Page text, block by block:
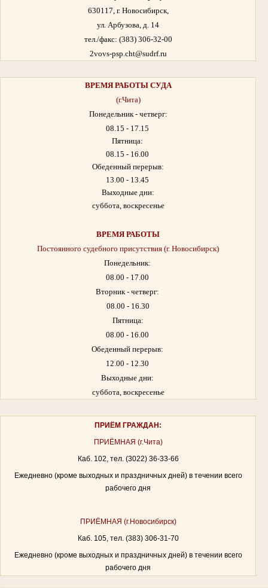
630117, г. Новосибирск,
ул. Арбузова, д. 14
тел./факс: (383) 306-32-00
2vovs-psp.cht@sudrf.ru
ВРЕМЯ РАБОТЫСУДА
(г.Чита)
Понедельник - четверг:
08.15 - 17.15
Пятница:
08.15 - 16.00
Обеденный перерыв:
13.00 - 13.45
Выходные дни:
суббота, воскресенье
ВРЕМЯ РАБОТЫ
Постоянного судебного присутствия (г. Новосибирск)
Понедельник:
08.00 - 17.00
Вторник - четверг:
08.00 - 16.30
Пятница:
08.00 - 16.00
Обеденный перерыв:
12.00 - 12.30
Выходные дни:
суббота, воскресенье
ПРИЁМ ГРАЖДАН:
ПРИЁМНАЯ (г.Чита)
Каб. 102, тел. (3022) 36-33-66
Ежедневно (кроме выходных и праздничных дней) в течении всего
рабочего дня
ПРИЁМНАЯ (г.Новосибирск)
Каб. 105, тел. (383) 306-31-70
Ежедневно (кроме выходных и праздничных дней) в течении всего
рабочего дня